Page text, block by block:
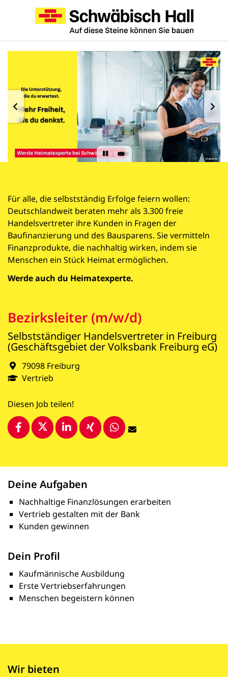
Bezirksleiter (m/w/d)
Selbstständiger Handelsvertreter in Freiburg
(Geschäftsgebiet der Volksbank Freiburg eG)
79098 Freiburg
Vertrieb
Diesen Job teilen!
Für alle, die selbstständig Erfolge feiern wollen:
Deutschlandweit beraten mehr als 3.300 freie
Handelsvertreter ihre Kunden in Fragen der
Baufinanzierung und des Bausparens. Sie vermitteln
Finanzprodukte, die nachhaltig wirken, indem sie
Menschen ein Stück Heimat ermöglichen.
Werde auch du Heimatexperte.
Deine Aufgaben
Nachhaltige Finanzlösungen erarbeiten
Vertrieb gestalten mit der Bank
Kunden gewinnen
Dein Profil
Kaufmännische Ausbildung
Erste Vertriebserfahrungen
Menschen begeistern können
Wir bieten